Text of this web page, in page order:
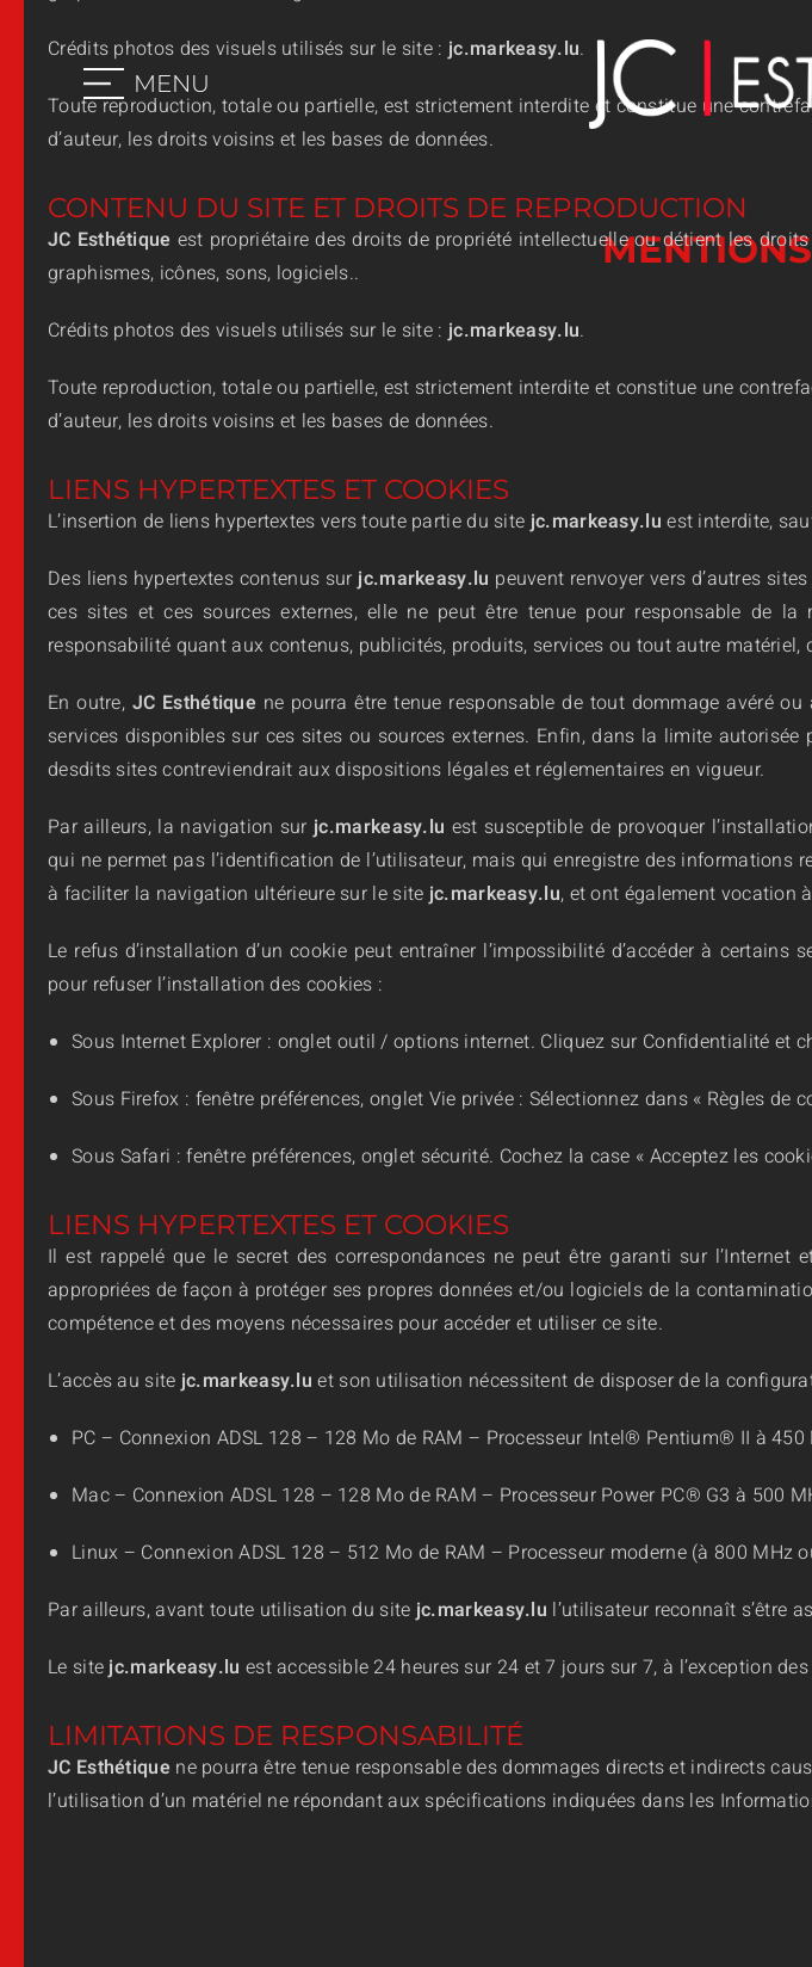
MENU
Crédits photos des visuels utilisés sur le site :jc.markeasy.lu.
Toute reproduction, totale ou partielle, est strictement interdite et constitue une
d’auteur, les droits voisins et les bases de données.
CONTENU DU SITE ET DROITS DE REPRODUCTION
JC Esthétique est propriétaire des droits de propriété intellectuelle ou détient les
graphismes, icônes, sons, logiciels..
Crédits photos des visuels utilisés sur le site :jc.markeasy.lu.
Toute reproduction, totale ou partielle, est strictement interdite et constitue une
d’auteur, les droits voisins et les bases de données.
LIENS HYPERTEXTES ET COOKIES
L’insertion de liens hypertextes vers toute partie du sitejc.markeasy.lu est interdite,
Des liens hypertextes contenus surjc.markeasy.lu peuvent renvoyer vers d’autres
ces sites et ces sources externes, elle ne peut être tenue pour responsable de
responsabilité quant aux contenus, publicités, produits, services ou tout autre
En outre, JC Esthétique ne pourra être tenue responsable de tout dommage avéré
services disponibles sur ces sites ou sources externes. Enfin, dans la limite autorisée
desdits sites contreviendrait aux dispositions légales et réglementaires en vigueur.
Par ailleurs, la navigation surjc.markeasy.lu est susceptible de provoquer
qui ne permet pas l’identification de l’utilisateur, mais qui enregistre des
à faciliter la navigation ultérieure sur le sitejc.markeasy.lu, et ont également vocation
Le refus d’installation d’un cookie peut entraîner l’impossibilité d’accéder à
pour refuser l’installation des cookies :
Sous Internet Explorer : onglet outil / options internet. Cliquez sur Confidentialité et
Sous Firefox : fenêtre préférences, onglet Vie privée : Sélectionnez dans « Règles de
Sous Safari : fenêtre préférences, onglet sécurité. Cochez la case « Acceptez les
LIENS HYPERTEXTES ET COOKIES
Il est rappelé que le secret des correspondances ne peut être garanti sur
appropriées de façon à protéger ses propres données et/ou logiciels de la
compétence et des moyens nécessaires pour accéder et utiliser ce site.
L’accès au sitejc.markeasy.lu et son utilisation nécessitent de disposer de la
PC – Connexion ADSL 128 – 128 Mo de RAM – Processeur Intel® Pentium® II à
Mac – Connexion ADSL 128 – 128 Mo de RAM – Processeur Power PC® G3 à 500
Linux – Connexion ADSL 128 – 512 Mo de RAM – Processeur moderne (à 800 MHz
Par ailleurs, avant toute utilisation du sitejc.markeasy.lu l’utilisateur reconnaît s’être
Le sitejc.markeasy.lu est accessible 24 heures sur 24 et 7 jours sur 7, à l’exception
LIMITATIONS DE RESPONSABILITÉ
JC Esthétique ne pourra être tenue responsable des dommages directs et indirects
l’utilisation d’un matériel ne répondant aux spécifications indiquées dans les